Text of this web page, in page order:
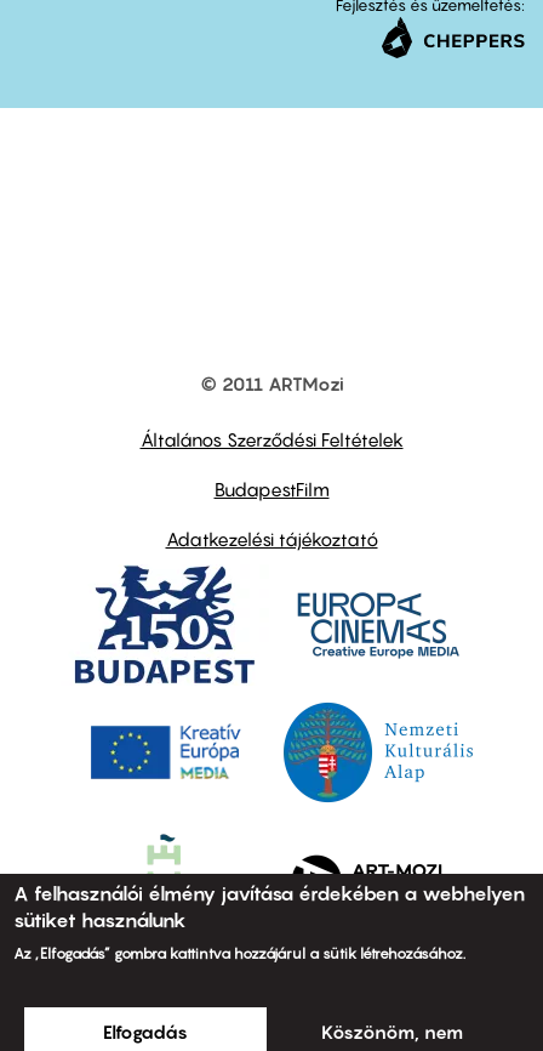
Fejlesztés és üzemeltetés:
© 2011 ARTMozi
Általános Szerződési Feltételek
BudapestFilm
Adatkezelési tájékoztató
A felhasználói élmény javítása érdekében a webhelyen
sütiket használunk
Az „Elfogadás” gombra kattintva hozzájárul a sütik létrehozásához.
Elfogadás Köszönöm, nem